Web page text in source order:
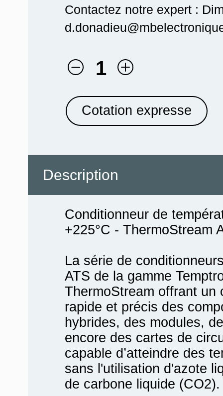
Contactez notre expert :
1
Cotation expresse
Description
Conditionneur de
+225°C - ThermoStream
La série de
ATS de la gamme
ThermoStream offrant un
rapide et précis des
hybrides, des modules,
encore des cartes de
capable d’atteindre des
sans l'utilisation d'azote
de carbone liquide (CO2).